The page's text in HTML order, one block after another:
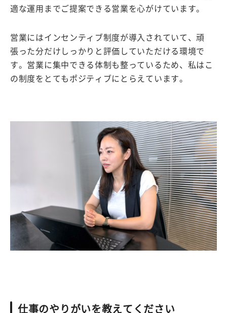
適な運用までご提案できる営業を心がけています。
営業にはインセンティブ制度が導入されていて、頑
張った分だけしっかりと評価していただける環境で
す。営業に集中できる体制も整っているため、私はこ
の制度をとてもポジティブにとらえています。
仕事のやりがいを教えてください